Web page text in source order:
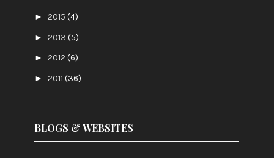
► 2015(4)
► 2013(5)
► 2012(6)
► 2011(36)
BLOGS & WEBSITES